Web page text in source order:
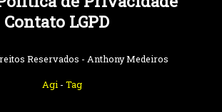
Contato LGPD
Reservados - Anthony Medeiros
Agi - Tag